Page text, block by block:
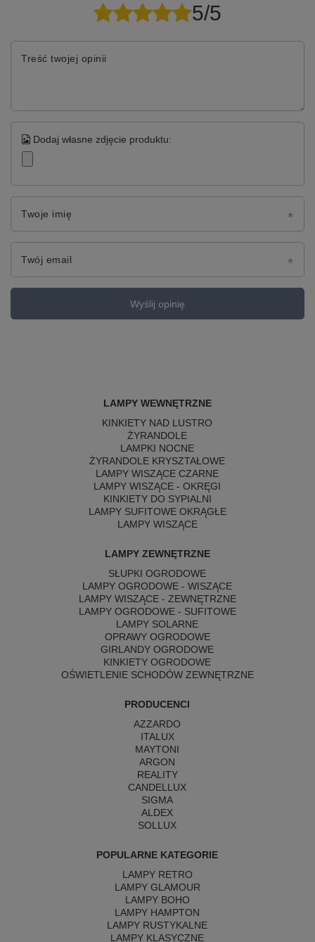
5/5
Treść twojej opinii
Dodaj własne zdjęcie produktu:
Twoje imię
Twój email
Wyślij opinię
LAMPY WEWNĘTRZNE
KINKIETY NAD LUSTRO
ŻYRANDOLE
LAMPKI NOCNE
ŻYRANDOLE KRYSZTAŁOWE
LAMPY WISZĄCE CZARNE
LAMPY WISZĄCE - OKRĘGI
KINKIETY DO SYPIALNI
LAMPY SUFITOWE OKRĄGŁE
LAMPY WISZĄCE
LAMPY ZEWNĘTRZNE
SŁUPKI OGRODOWE
LAMPY OGRODOWE - WISZĄCE
LAMPY WISZĄCE - ZEWNĘTRZNE
LAMPY OGRODOWE - SUFITOWE
LAMPY SOLARNE
OPRAWY OGRODOWE
GIRLANDY OGRODOWE
KINKIETY OGRODOWE
OŚWIETLENIE SCHODÓW ZEWNĘTRZNE
PRODUCENCI
AZZARDO
ITALUX
MAYTONI
ARGON
REALITY
CANDELLUX
SIGMA
ALDEX
SOLLUX
POPULARNE KATEGORIE
LAMPY RETRO
LAMPY GLAMOUR
LAMPY BOHO
LAMPY HAMPTON
LAMPY RUSTYKALNE
LAMPY KLASYCZNE